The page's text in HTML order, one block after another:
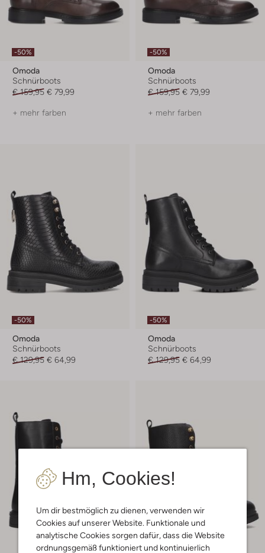
Hm, Cookies!
Um dir bestmöglich zu dienen, verwenden wir
Cookies auf unserer Website. Funktionale und
analytische Cookies sorgen dafür, dass die Website
ordnungsgemäß funktioniert und kontinuierlich
-50%
Omoda
Schnürboots
€ 159,95 € 79,99
+ mehr farben
-50%
Omoda
Schnürboots
€ 159,95 € 79,99
+ mehr farben
-50%
Omoda
Schnürboots
€ 129,95 € 64,99
-50%
Omoda
Schnürboots
€ 129,95 € 64,99
Letzte Größen